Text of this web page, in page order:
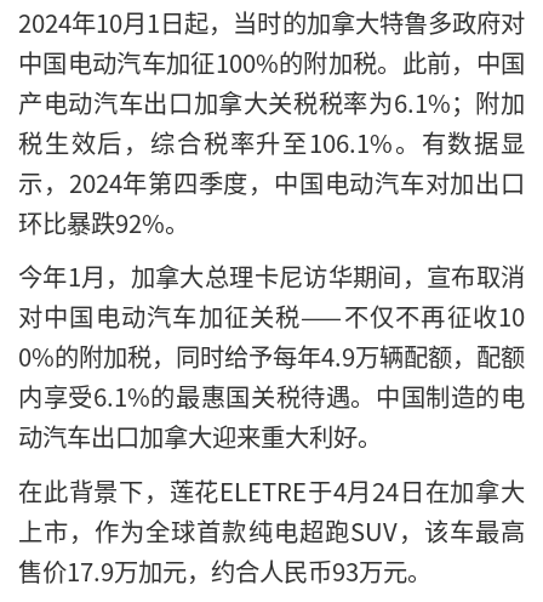
2024年10月1日起，当时的加拿大特鲁多政府对
中国电动汽车加征100%的附加税。此前，中国
产电动汽车出口加拿大关税税率为6.1%；附加
税生效后，综合税率升至106.1%。有数据显
示，2024年第四季度，中国电动汽车对加出口
环比暴跌92%。
今年1月，加拿大总理卡尼访华期间，宣布取消
对中国电动汽车加征关税——不仅不再征收10
0%的附加税，同时给予每年4.9万辆配额，配额
内享受6.1%的最惠国关税待遇。中国制造的电
动汽车出口加拿大迎来重大利好。
在此背景下，莲花ELETRE于4月24日在加拿大
上市，作为全球首款纯电超跑SUV，该车最高
售价17.9万加元，约合人民币93万元。